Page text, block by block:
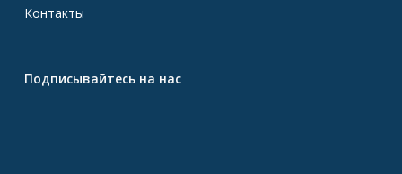
Контакты
Подписывайтесь на нас